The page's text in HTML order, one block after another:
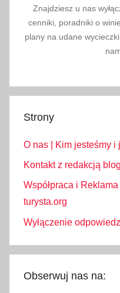
Znajdziesz u nas
cenniki, poradniki o
plany na udane
Strony
O nas | Kim jesteśmy i
Kontakt z redakcją
Współpraca i
turysta.org
Wyłączenie
Obserwuj nas na: